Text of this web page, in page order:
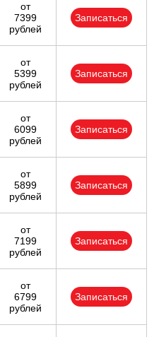
от
7399
рублей
Записаться
от
5399
рублей
Записаться
от
6099
рублей
Записаться
от
5899
рублей
Записаться
от
7199
рублей
Записаться
от
6799
рублей
Записаться